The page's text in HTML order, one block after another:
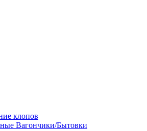
клопов
Вагончики/Бытовки